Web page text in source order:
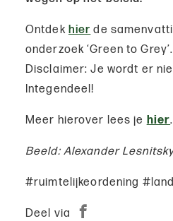
Ontdek hier de
onderzoek ‘Green to Grey’.
Disclaimer: Je wordt er
Integendeel!
Meer hierover lees je hier.
Beeld: Alexander
#ruimtelijkeordening
Deel via